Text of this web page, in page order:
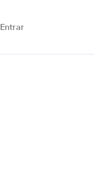
Entrar